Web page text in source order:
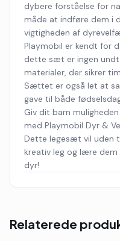
dybere forståelse for
måde at indføre dem i
vigtigheden af
Playmobil er kendt for
dette sæt er ingen
materialer, der sikrer
Sættet er også let at
gave til både
Giv dit barn
med Playmobil Dyr &
Dette legesæt vil uden
kreativ leg og lære
dyr!
Relaterede